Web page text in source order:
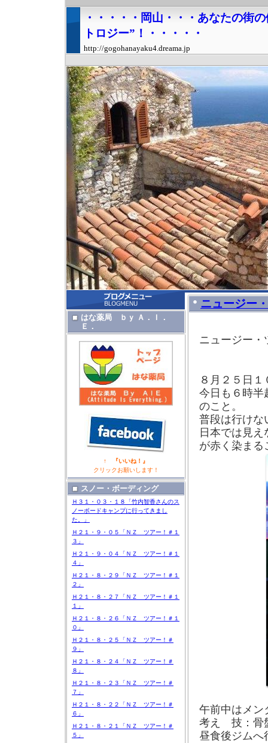
・・・・・岡山・・・あなたの街
トロジー”！・・・・・
http://gogohanayaku4.dreama.jp
はな薬局 ｂｙ Ａ．Ｉ．
Ｅ．
↑ 『いいね！』
クリックお願いします！
スノー・ボーディング
Ｈ３１・０３・１８「竹内智香さんのス
ノーボードキャンプに行ってきまし
た。」
Ｈ２１・９・０５「ＮＺ ツアー！＃１
３」
Ｈ２１・９・０４「ＮＺ ツアー！＃１
４」
Ｈ２１・８・２９「ＮＺ ツアー！＃１
２」
Ｈ２１・８・２７「ＮＺ ツアー！＃１
１」
Ｈ２１・８・２６「ＮＺ ツアー！＃１
０」
Ｈ２１・８・２５「ＮＺ ツアー！＃
９」
Ｈ２１・８・２４「ＮＺ ツアー！＃
８」
Ｈ２１・８・２３「ＮＺ ツアー！＃
７」
Ｈ２１・８・２２「ＮＺ ツアー！＃
６」
Ｈ２１・８・２１「ＮＺ ツアー！＃
５」
ニュージー
ニュージ
８月２５日１
今日も６時半
のこと。
普段は行けな
日本では見
が赤く染ま
午前中はメン
考え 技：骨
昼食後ジムへ